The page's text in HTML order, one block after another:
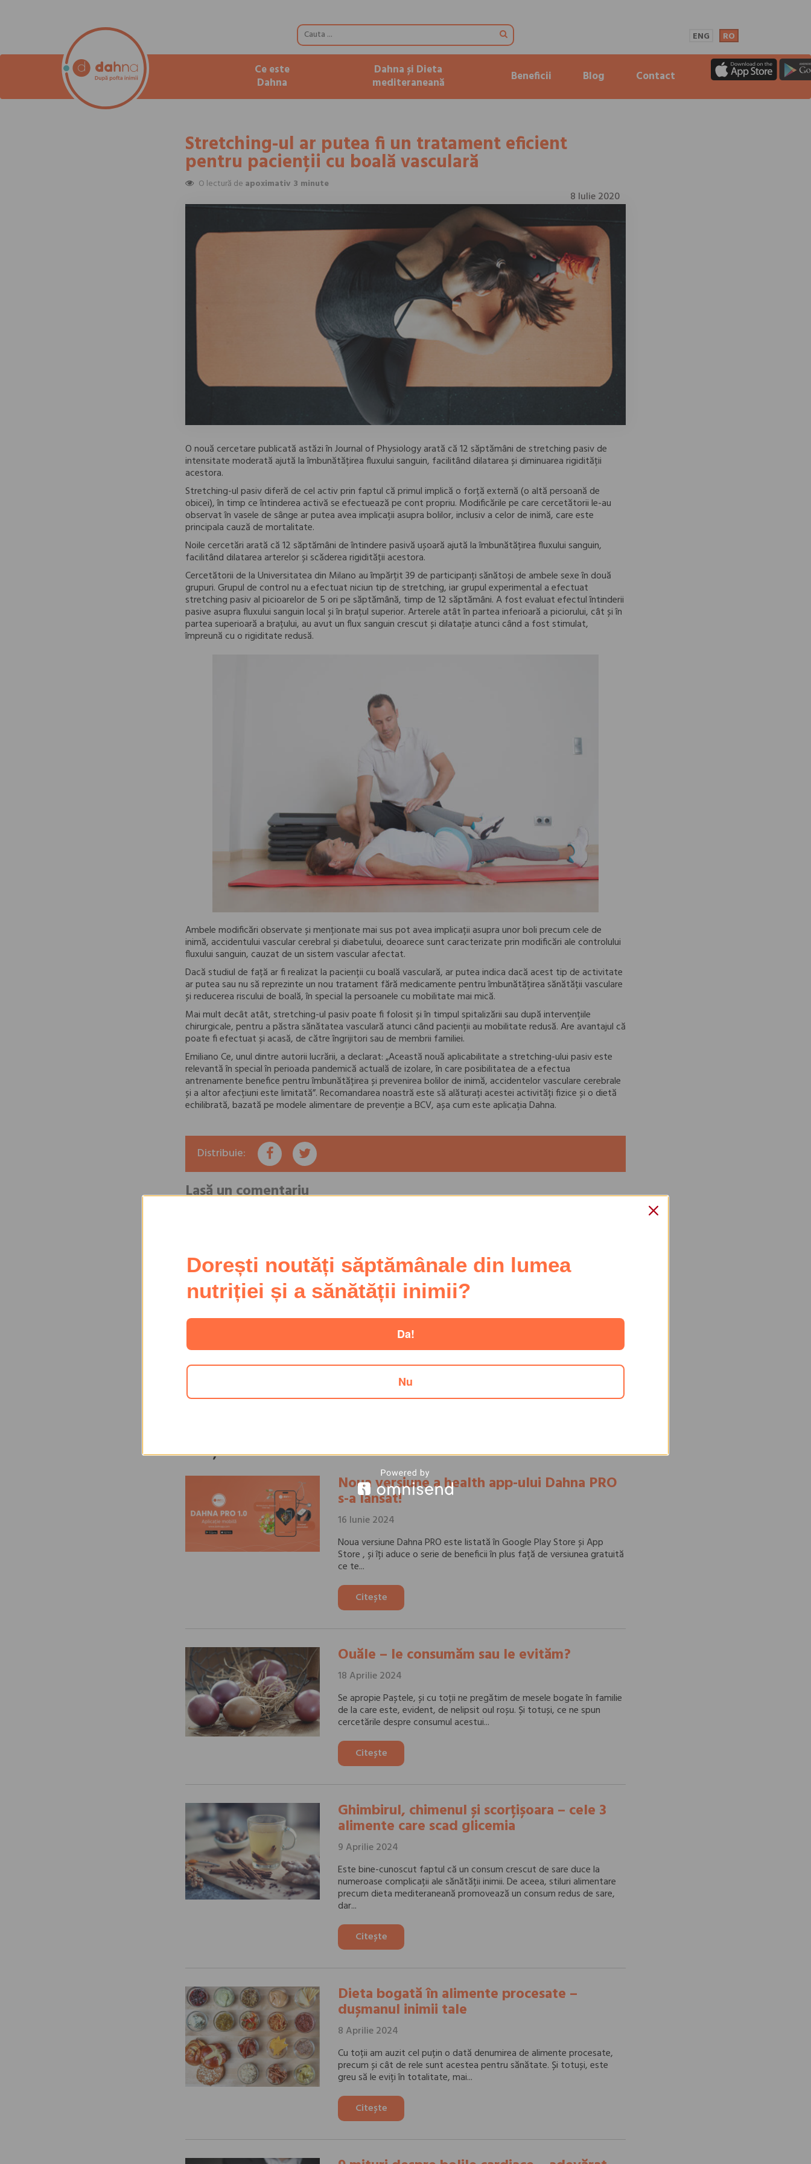
ENG RO
Ce este
Dahna
Dahna și Dieta
mediteraneană
Beneficii Blog Contact
Stretching-ul ar putea fi un tratament eficient
pentru pacienții cu boală vasculară
O lectură de apoximativ 3 minute
8 Iulie 2020
O nouă cercetare publicată astăzi în Journal of Physiology arată că 12 săptămâni de stretching pasiv de
intensitate moderată ajută la îmbunătățirea fluxului sanguin, facilitând dilatarea și diminuarea rigidității
acestora.
Stretching-ul pasiv diferă de cel activ prin faptul că primul implică o forță externă (o altă persoană de
obicei), în timp ce întinderea activă se efectuează pe cont propriu. Modificările pe care cercetătorii le-au
observat în vasele de sânge ar putea avea implicații asupra bolilor, inclusiv a celor de inimă, care este
principala cauză de mortalitate.
Noile cercetări arată că 12 săptămâni de întindere pasivă ușoară ajută la îmbunătățirea fluxului sanguin,
facilitând dilatarea arterelor și scăderea rigidității acestora.
Cercetătorii de la Universitatea din Milano au împărțit 39 de participanți sănătoși de ambele sexe în două
grupuri. Grupul de control nu a efectuat niciun tip de stretching, iar grupul experimental a efectuat
stretching pasiv al picioarelor de 5 ori pe săptămână, timp de 12 săptămâni. A fost evaluat efectul întinderii
pasive asupra fluxului sanguin local și în brațul superior. Arterele atât în ​​partea inferioară a piciorului, cât și în
partea superioară a brațului, au avut un flux sanguin crescut și dilatație atunci când a fost stimulat,
împreună cu o rigiditate redusă.
Ambele modificări observate și menționate mai sus pot avea implicații asupra unor boli precum cele de
inimă, accidentului vascular cerebral și diabetului, deoarece sunt caracterizate prin modificări ale controlului
fluxului sanguin, cauzat de un sistem vascular afectat.
Dacă studiul de față ar fi realizat la pacienții cu boală vasculară, ar putea indica dacă acest tip de activitate
ar putea sau nu să reprezinte un nou tratament fără medicamente pentru îmbunătățirea sănătății vasculare
și reducerea riscului de boală, în special la persoanele cu mobilitate mai mică.
Mai mult decât atât, stretching-ul pasiv poate fi folosit și în timpul spitalizării sau după intervențiile
chirurgicale, pentru a păstra sănătatea vasculară atunci când pacienții au mobilitate redusă. Are avantajul că
poate fi efectuat și acasă, de către îngrijitori sau de membrii familiei.
Emiliano Ce, unul dintre autorii lucrării, a declarat: „Această nouă aplicabilitate a stretching-ului pasiv este
relevantă în special în perioada pandemică actuală de izolare, în care posibilitatea de a efectua
antrenamente benefice pentru îmbunătățirea și prevenirea bolilor de inimă, accidentelor vasculare cerebrale
și a altor afecțiuni este limitată”. Recomandarea noastră este să alăturați acestei activități fizice și o dietă
echilibrată, bazată pe modele alimentare de prevenție a BCV, așa cum este aplicația Dahna.
Distribuie:
Lasă un comentariu
Citește în continuare
Noua versiune a health app-ului Dahna PRO
s-a lansat!
16 Iunie 2024
Noua versiune Dahna PRO este listată în Google Play Store și App
Store , și îți aduce o serie de beneficii în plus față de versiunea gratuită
ce te...
Citește
Ouăle – le consumăm sau le evităm?
18 Aprilie 2024
Se apropie Paștele, și cu toții ne pregătim de mesele bogate în familie
de la care este, evident, de nelipsit oul roșu. Și totuși, ce ne spun
cercetările despre consumul acestui...
Citește
Ghimbirul, chimenul și scorțișoara – cele 3
alimente care scad glicemia
9 Aprilie 2024
Este bine-cunoscut faptul că un consum crescut de sare duce la
numeroase complicații ale sănătății inimii. De aceea, stiluri alimentare
precum dieta mediteraneană promovează un consum redus de sare,
dar...
Citește
Dieta bogată în alimente procesate –
dușmanul inimii tale
8 Aprilie 2024
Cu toții am auzit cel puțin o dată denumirea de alimente procesate,
precum și cât de rele sunt acestea pentru sănătate. Și totuși, este
greu să le eviți în totalitate, mai...
Citește
Dorești noutăți săptămânale din lumea
nutriției și a sănătății inimii?
Da!
Nu